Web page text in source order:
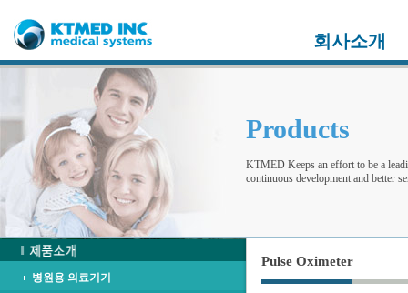
회사소개
Products
KTMED Keeps an effort to be a
continuous development and better
병원용 의료기기
Pulse Oximeter